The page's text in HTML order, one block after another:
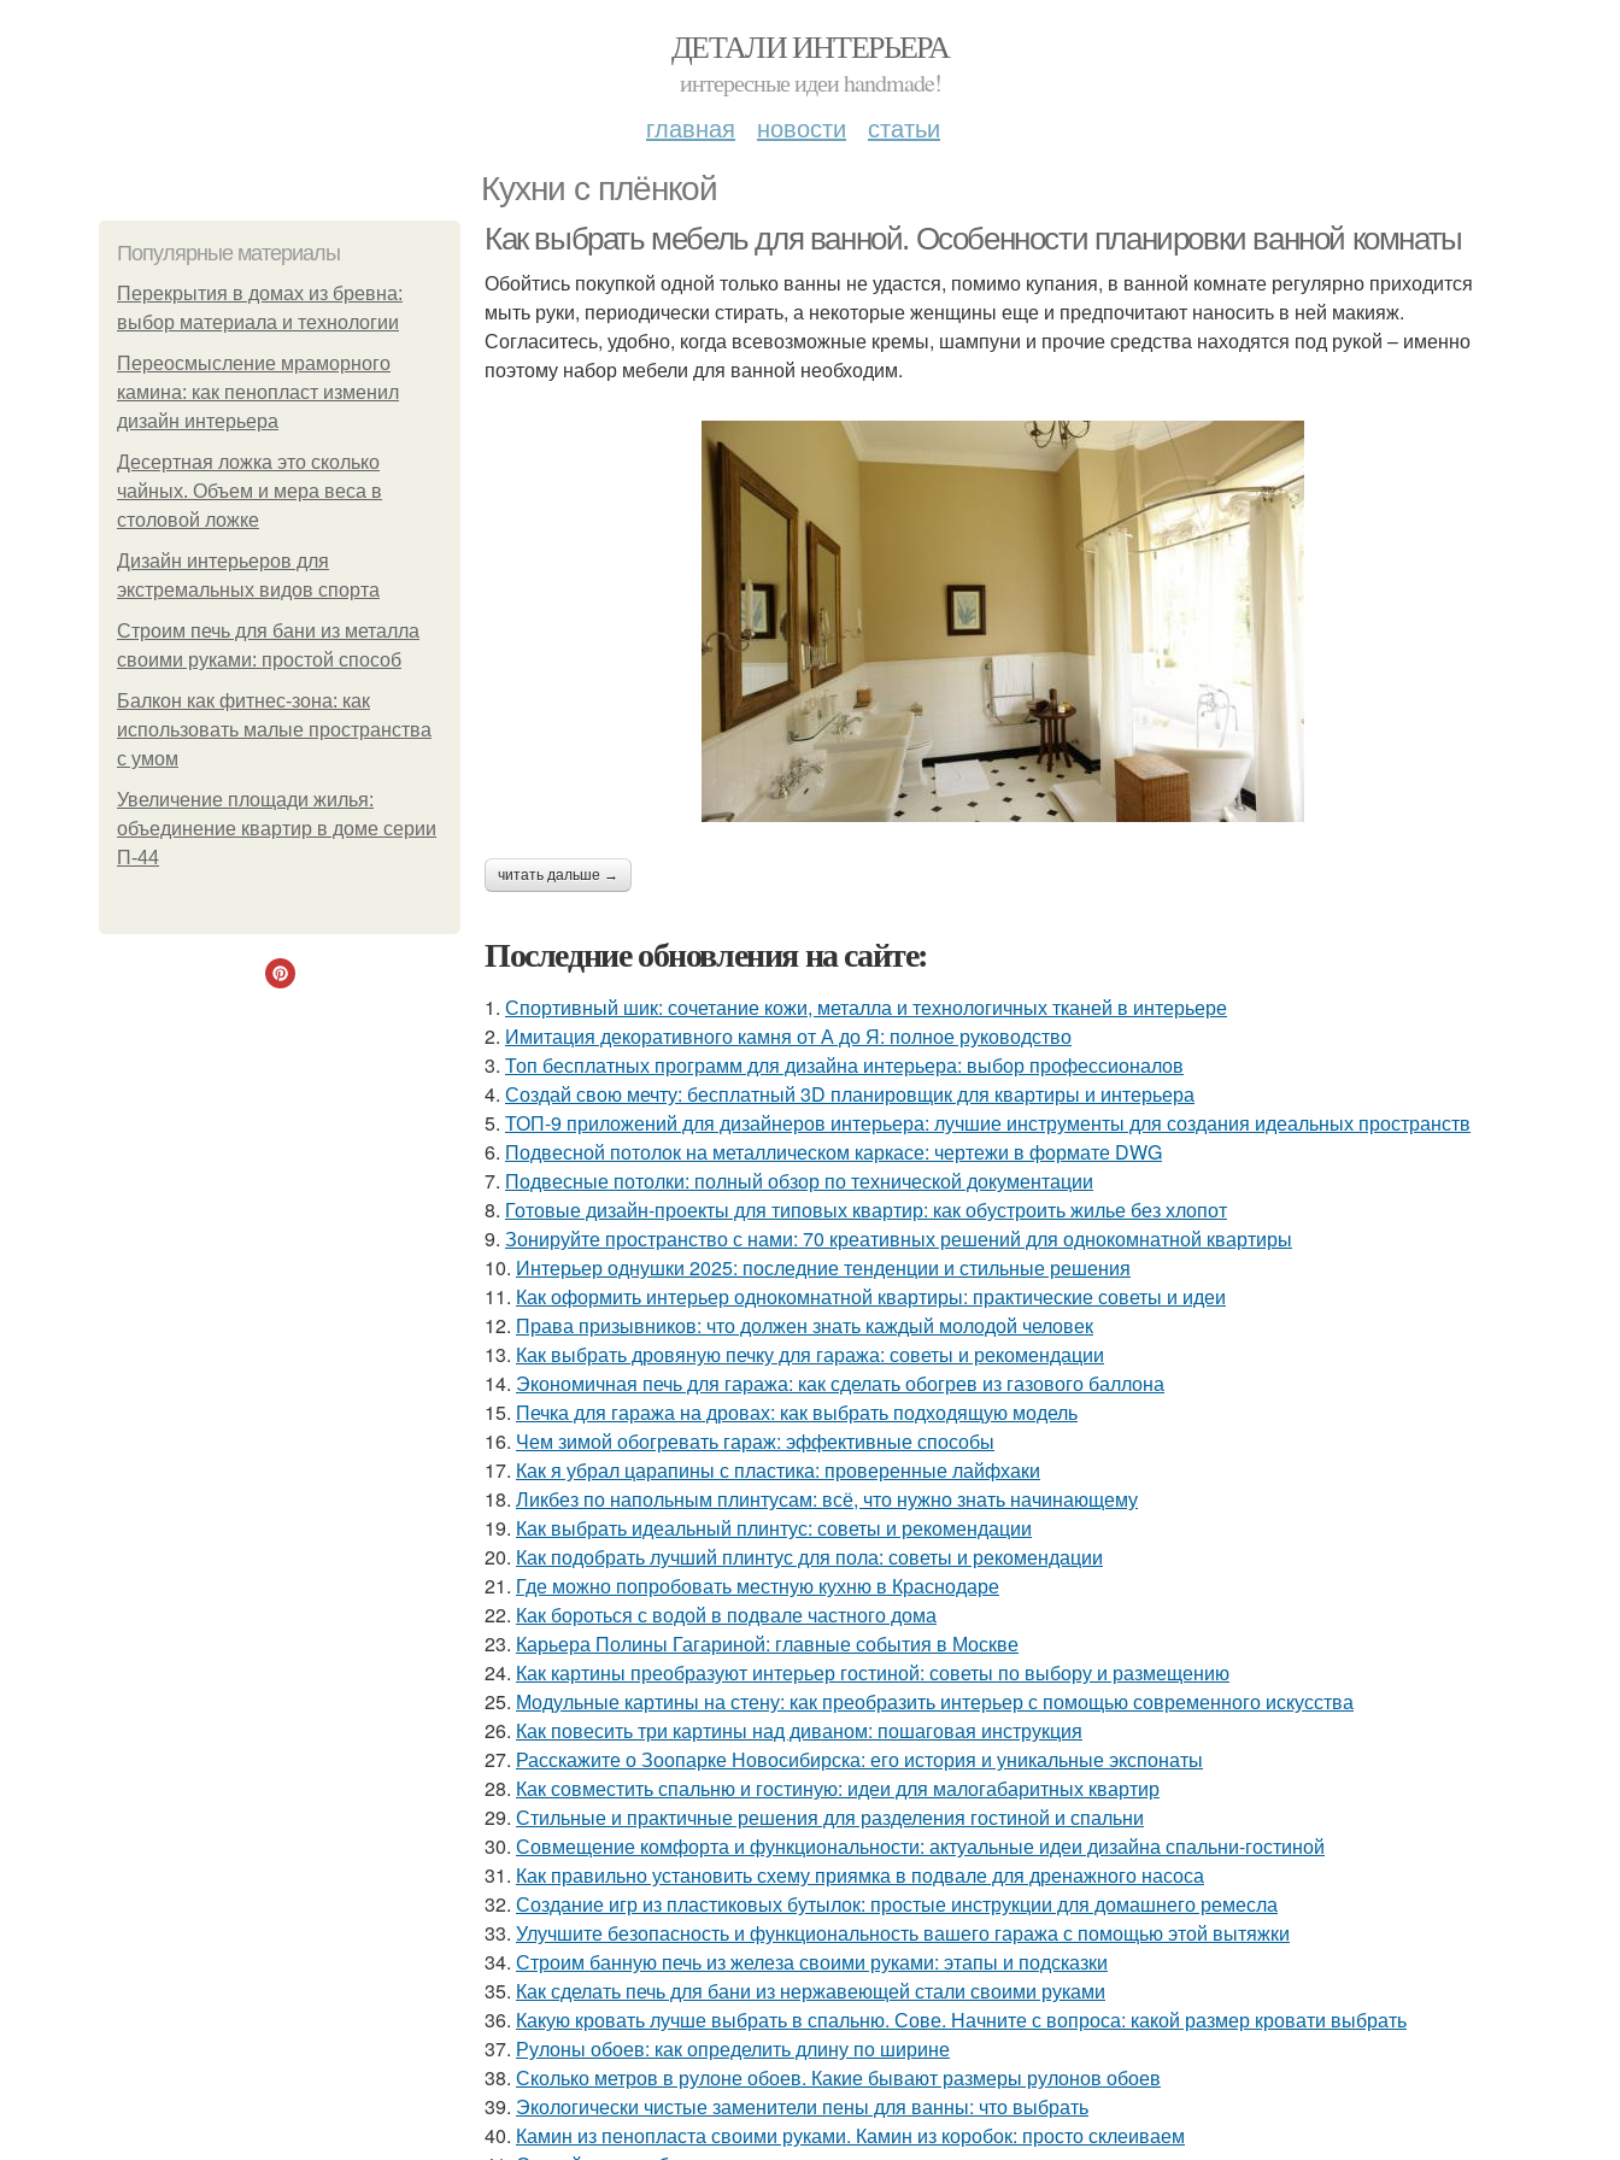
ДЕТАЛИ ИНТЕРЬЕРА
интересные идеи handmade!
главная новости статьи
Кухни с плёнкой
Популярные материалы
Перекрытия в домах из бревна:
выбор материала и технологии
Переосмысление мраморного
камина: как пенопласт изменил
дизайн интерьера
Десертная ложка это сколько
чайных. Объем и мера веса в
столовой ложке
Дизайн интерьеров для
экстремальных видов спорта
Строим печь для бани из металла
своими руками: простой способ
Балкон как фитнес-зона: как
использовать малые пространства
с умом
Увеличение площади жилья:
объединение квартир в доме серии
П-44
Как выбрать мебель для ванной. Особенности планировки ванной комнаты
Обойтись покупкой одной только ванны не удастся, помимо купания, в ванной комнате регулярно приходится
мыть руки, периодически стирать, а некоторые женщины еще и предпочитают наносить в ней макияж.
Согласитесь, удобно, когда всевозможные кремы, шампуни и прочие средства находятся под рукой – именно
поэтому набор мебели для ванной необходим.
читать дальше →
Последние обновления на сайте:
1. Спортивный шик: сочетание кожи, металла и технологичных тканей в интерьере
2. Имитация декоративного камня от А до Я: полное руководство
3. Топ бесплатных программ для дизайна интерьера: выбор профессионалов
4. Создай свою мечту: бесплатный 3D планировщик для квартиры и интерьера
5. ТОП-9 приложений для дизайнеров интерьера: лучшие инструменты для создания идеальных пространств
6. Подвесной потолок на металлическом каркасе: чертежи в формате DWG
7. Подвесные потолки: полный обзор по технической документации
8. Готовые дизайн-проекты для типовых квартир: как обустроить жилье без хлопот
9. Зонируйте пространство с нами: 70 креативных решений для однокомнатной квартиры
10. Интерьер однушки 2025: последние тенденции и стильные решения
11. Как оформить интерьер однокомнатной квартиры: практические советы и идеи
12. Права призывников: что должен знать каждый молодой человек
13. Как выбрать дровяную печку для гаража: советы и рекомендации
14. Экономичная печь для гаража: как сделать обогрев из газового баллона
15. Печка для гаража на дровах: как выбрать подходящую модель
16. Чем зимой обогревать гараж: эффективные способы
17. Как я убрал царапины с пластика: проверенные лайфхаки
18. Ликбез по напольным плинтусам: всё, что нужно знать начинающему
19. Как выбрать идеальный плинтус: советы и рекомендации
20. Как подобрать лучший плинтус для пола: советы и рекомендации
21. Где можно попробовать местную кухню в Краснодаре
22. Как бороться с водой в подвале частного дома
23. Карьера Полины Гагариной: главные события в Москве
24. Как картины преобразуют интерьер гостиной: советы по выбору и размещению
25. Модульные картины на стену: как преобразить интерьер с помощью современного искусства
26. Как повесить три картины над диваном: пошаговая инструкция
27. Расскажите о Зоопарке Новосибирска: его история и уникальные экспонаты
28. Как совместить спальню и гостиную: идеи для малогабаритных квартир
29. Стильные и практичные решения для разделения гостиной и спальни
30. Совмещение комфорта и функциональности: актуальные идеи дизайна спальни-гостиной
31. Как правильно установить схему приямка в подвале для дренажного насоса
32. Создание игр из пластиковых бутылок: простые инструкции для домашнего ремесла
33. Улучшите безопасность и функциональность вашего гаража с помощью этой вытяжки
34. Строим банную печь из железа своими руками: этапы и подсказки
35. Как сделать печь для бани из нержавеющей стали своими руками
36. Какую кровать лучше выбрать в спальню. Сове. Начните с вопроса: какой размер кровати выбрать
37. Рулоны обоев: как определить длину по ширине
38. Сколько метров в рулоне обоев. Какие бывают размеры рулонов обоев
39. Экологически чистые заменители пены для ванны: что выбрать
40. Камин из пенопласта своими руками. Камин из коробок: просто склеиваем